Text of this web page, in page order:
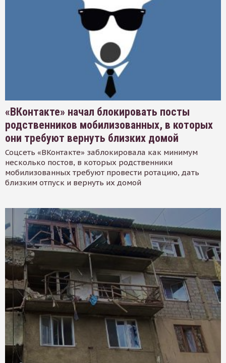
«ВКонтакте» начал блокировать посты
родственников мобилизованных, в которых
они требуют вернуть близких домой
Соцсеть «ВКонтакте» заблокировала как минимум
несколько постов, в которых родственники
мобилизованных требуют провести ротацию, дать
близким отпуск и вернуть их домой